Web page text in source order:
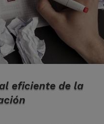
eficiente de la